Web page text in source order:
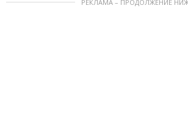
РЕКЛАМА – ПРОДОЛЖЕНИЕ